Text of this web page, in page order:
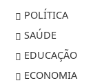
POLÍTICA
SAÚDE
EDUCAÇÃO
ECONOMIA